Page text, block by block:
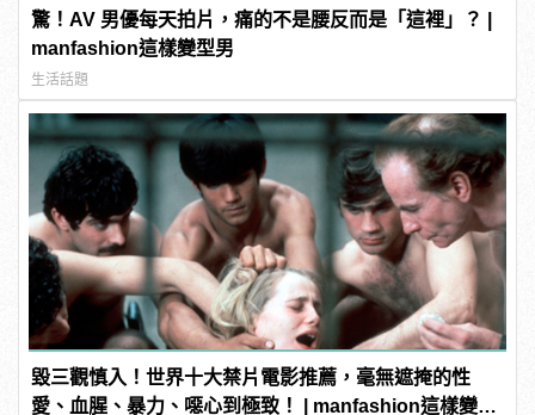
驚！AV 男優每天拍片，痛的不是腰反而是「這裡」？ |
manfashion這樣變型男
生活話題
毀三觀慎入！世界十大禁片電影推薦，毫無遮掩的性
愛、血腥、暴力、噁心到極致！ | manfashion這樣變型